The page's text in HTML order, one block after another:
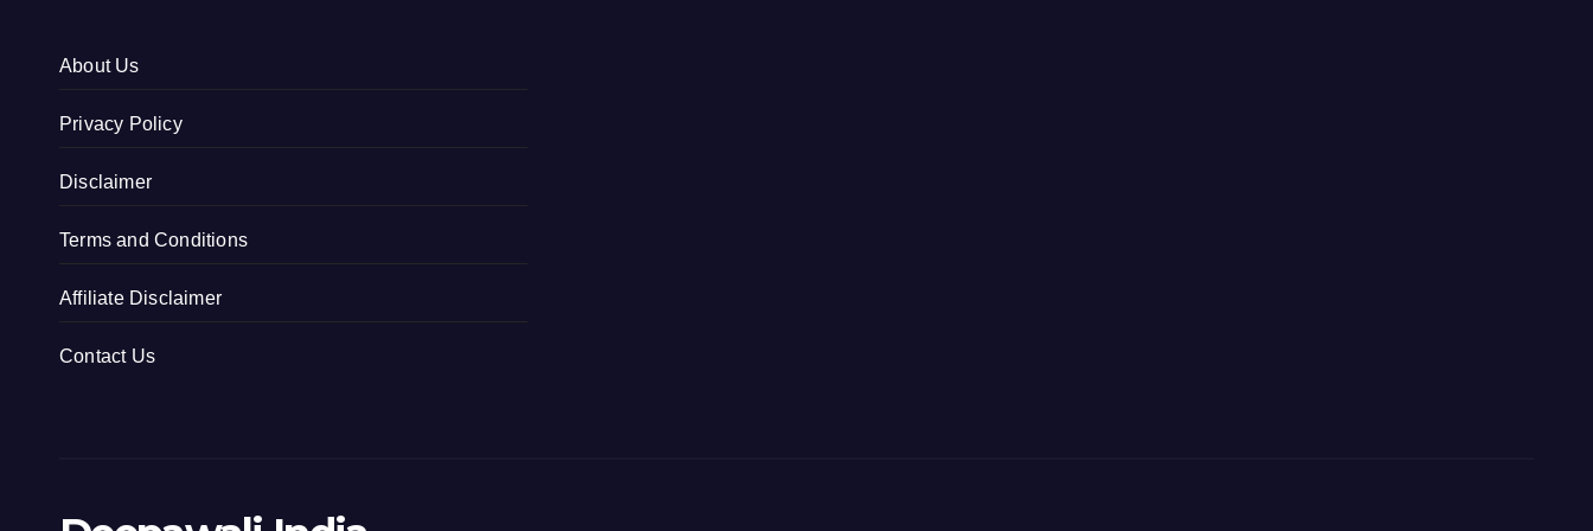
About Us
Privacy Policy
Disclaimer
Terms and Conditions
Affiliate Disclaimer
Contact Us